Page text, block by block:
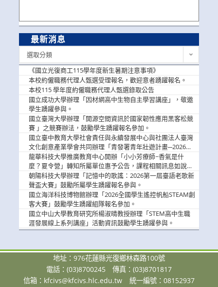
最新消息
選取分類
《國立光復商工115學年度新生暑期注意事項》
本校約僱職務代理人甄選受理報名，歡迎意者踴躍報名。
本校115 學年度約僱職務代理人甄選錄取公告
國立成功大學辦理「因材網高中生物自主學習講座」，敬邀
學生踴躍參與。
國立臺灣大學辦理「開源空間資訊於國家韌性應用黑客松競
賽 」之競賽辦法，鼓勵學生踴躍報名參加。
國立臺中教育大學社會責任與永續發展中心與社團法人臺灣
文化創意產業學會共同辦理「青發署青年壯遊計畫─2026臺
中舊城都市建築文化體驗」活動，敬邀學生踴躍報名參加，
公告周知。
龍華科技大學推廣教育中心開辦「小小芳療師~香氣是什
麼？夏令營」轉知所屬單位惠予公告，課程相關訊息如說
明。
朝陽科技大學辦理「記憶中的歌謠：2026第一屆臺語老歌新
聲盃大賽」鼓勵所屬學生踴躍報名參與。
國立海洋科技博物館辦理「2026全國學生遙控帆船STEAM創
客大賽」鼓勵學生踴躍組隊報名參加。
國立中山大學教育研究所楊淑晴教授辦理「STEM高中生職
涯發展線上系列講座」活動資訊鼓勵學生踴躍參與。
地址：976花蓮縣光復鄉林森路100號
電話：(03)8700245
傳真：(03)8701817
信箱： kfcivs@kfcivs.hlc.edu.tw 統一編號：08152937